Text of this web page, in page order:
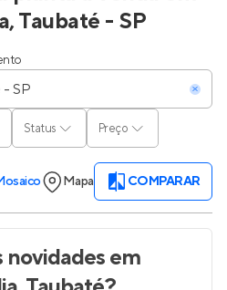
Taubaté - SP
Status Preço
Mapa COMPARAR
novidadesem